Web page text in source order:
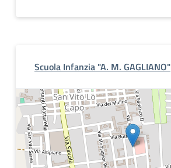
Scuola Infanzia "A. M. GAGLIANO"